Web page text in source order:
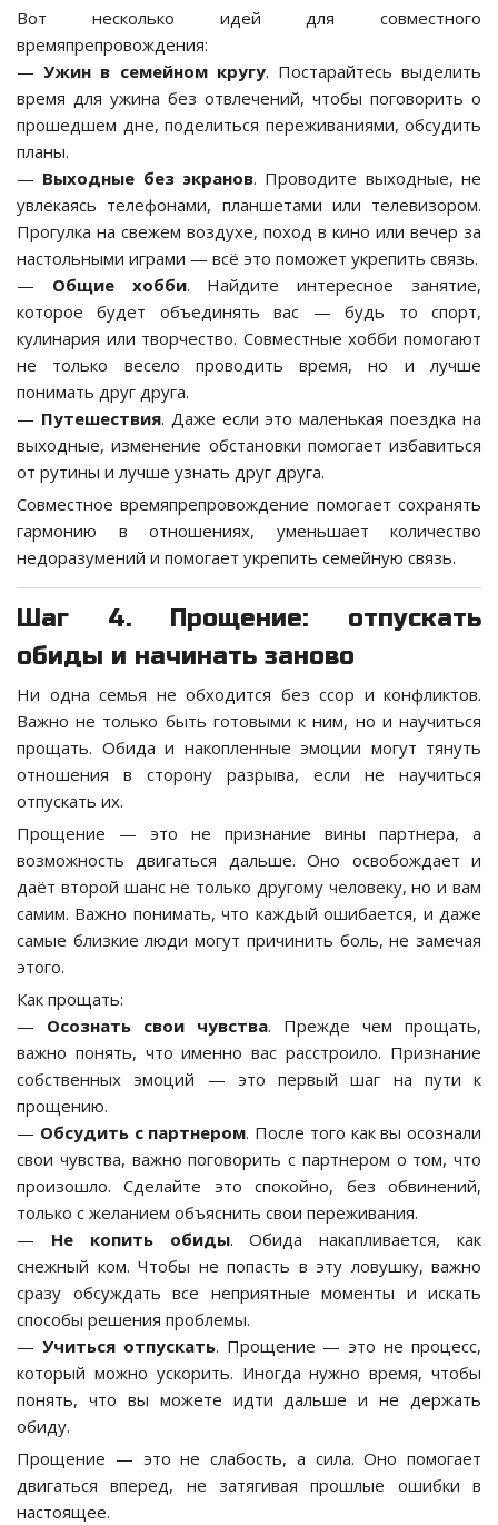
Вот несколько идей для совместного
времяпрепровождения:
—Ужин в семейном кругу. Постарайтесь выделить
время для ужина без отвлечений, чтобы поговорить о
прошедшем дне, поделиться переживаниями, обсудить
планы.
— Выходные без экранов. Проводите выходные, не
увлекаясь телефонами, планшетами или телевизором.
Прогулка на свежем воздухе, поход в кино или вечер за
настольными играми — всё это поможет укрепить связь.
— Общие хобби. Найдите интересное занятие,
которое будет объединять вас — будь то спорт,
кулинария или творчество. Совместные хобби помогают
не только весело проводить время, но и лучше
понимать друг друга.
— Путешествия. Даже если это маленькая поездка на
выходные, изменение обстановки помогает избавиться
от рутины и лучше узнать друг друга.
Совместное времяпрепровождение помогает сохранять
гармонию в отношениях, уменьшает количество
недоразумений и помогает укрепить семейную связь.
Шаг 4. Прощение: отпускать
обиды и начинать заново
Ни одна семья не обходится без ссор и конфликтов.
Важно не только быть готовыми к ним, но и научиться
прощать. Обида и накопленные эмоции могут тянуть
отношения в сторону разрыва, если не научиться
отпускать их.
Прощение — это не признание вины партнера, а
возможность двигаться дальше. Оно освобождает и
даёт второй шанс не только другому человеку, но и вам
самим. Важно понимать, что каждый ошибается, и даже
самые близкие люди могут причинить боль, не замечая
этого.
Как прощать:
— Осознать свои чувства. Прежде чем прощать,
важно понять, что именно вас расстроило. Признание
собственных эмоций — это первый шаг на пути к
прощению.
— Обсудить с партнером. После того как вы осознали
свои чувства, важно поговорить с партнером о том, что
произошло. Сделайте это спокойно, без обвинений,
только с желанием объяснить свои переживания.
— Не копить обиды. Обида накапливается, как
снежный ком. Чтобы не попасть в эту ловушку, важно
сразу обсуждать все неприятные моменты и искать
способы решения проблемы.
— Учиться отпускать. Прощение — это не процесс,
который можно ускорить. Иногда нужно время, чтобы
понять, что вы можете идти дальше и не держать
обиду.
Прощение — это не слабость, а сила. Оно помогает
двигаться вперед, не затягивая прошлые ошибки в
настоящее.